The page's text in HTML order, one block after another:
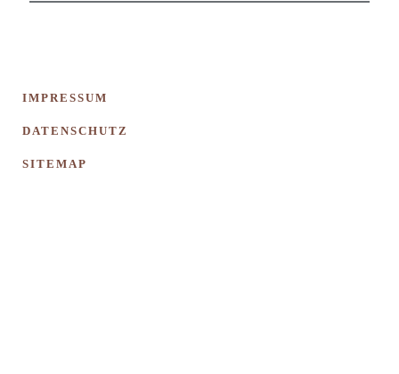
IMPRESSUM
DATENSCHUTZ
SITEMAP